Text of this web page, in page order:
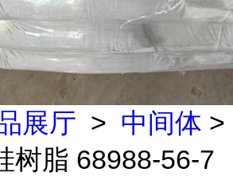
展厅 > 中间体 >
树脂 68988-56-7